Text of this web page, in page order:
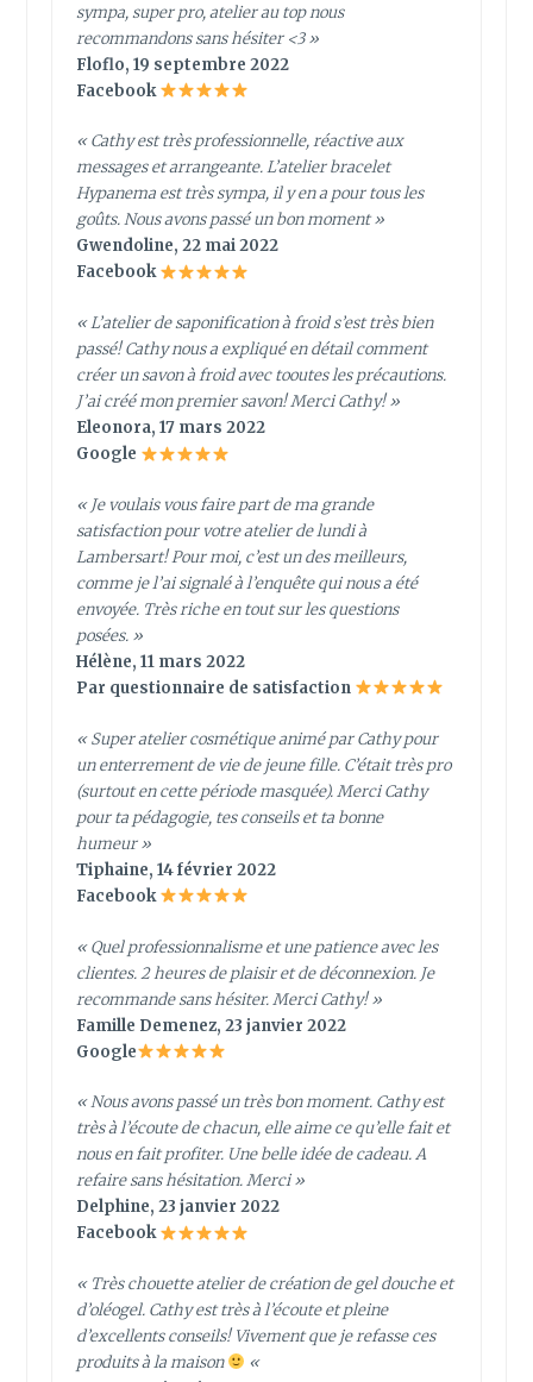
sympa, super pro, atelier au top nous
recommandons sans hésiter <3 »
Floflo, 19 septembre 2022
Facebook
« Cathy est très professionnelle, réactive aux
messages et arrangeante. L’atelier bracelet
Hypanema est très sympa, il y en a pour tous les
goûts. Nous avons passé un bon moment »
Gwendoline, 22 mai 2022
Facebook
« L’atelier de saponification à froid s’est très bien
passé! Cathy nous a expliqué en détail comment
créer un savon à froid avec tooutes les précautions.
J’ai créé mon premier savon! Merci Cathy! »
Eleonora, 17 mars 2022
Google
« Je voulais vous faire part de ma grande
satisfaction pour votre atelier de lundi à
Lambersart! Pour moi, c’est un des meilleurs,
comme je l’ai signalé à l’enquête qui nous a été
envoyée. Très riche en tout sur les questions
posées. »
Hélène, 11 mars 2022
Par questionnaire de satisfaction
« Super atelier cosmétique animé par Cathy pour
un enterrement de vie de jeune fille. C’était très pro
(surtout en cette période masquée). Merci Cathy
pour ta pédagogie, tes conseils et ta bonne
humeur »
Tiphaine, 14 février 2022
Facebook
«Quel professionnalisme et une patience avec les
clientes. 2 heures de plaisir et de déconnexion. Je
recommande sans hésiter. Merci Cathy!»
Famille Demenez, 23 janvier 2022
Google
« Nous avons passé un très bon moment. Cathy est
très à l’écoute de chacun, elle aime ce qu’elle fait et
nous en fait profiter. Une belle idée de cadeau. A
refaire sans hésitation. Merci »
Delphine, 23 janvier 2022
Facebook
« Très chouette atelier de création de gel douche et
d’oléogel. Cathy est très à l’écoute et pleine
d’excellents conseils! Vivement que je refasse ces
produits à la maison
«